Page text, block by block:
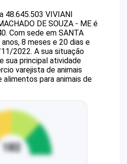
48.645.503 VIVIANI
DE SOUZA - ME é
. Com sede em SANTA
anos, 8 meses e 20 dias e
2022. A sua situação
e sua principal atividade
varejista de animais
para animais de